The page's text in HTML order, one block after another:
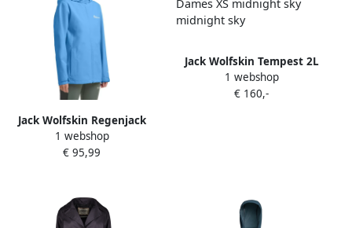
Jack Wolfskin Regenjack
TRAILTIME 2L JKT W
Waterafstotend winddicht
1 webshop
€ 95,99
Jack Wolfskin Tempest 2L
Jacket Women Regenjack
Dames XS midnight sky
1 webshop
€ 160,-